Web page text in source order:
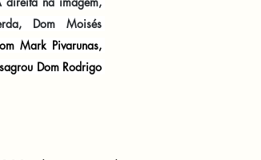
Dom Moisés
Mark Pivarunas,
sagrou Dom Rodrigo